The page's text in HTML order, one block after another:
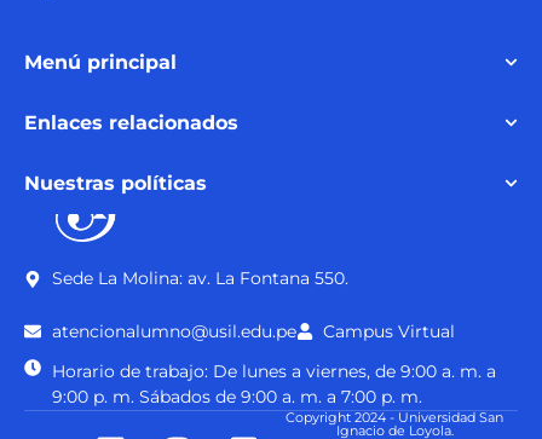
Menú principal
Enlaces relacionados
Nuestras políticas
Sede La Molina: av. La Fontana 550.
atencionalumno@usil.edu.pe
Campus Virtual
Horario de trabajo: De lunes a viernes, de 9:00 a. m. a
9:00 p. m. Sábados de 9:00 a. m. a 7:00 p. m.
Copyright 2024 - Universidad San
Ignacio de Loyola.